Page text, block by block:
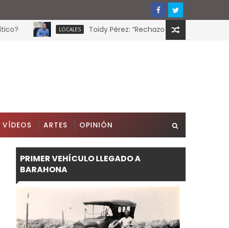
LOCALES Toidy Pérez: “Rechazo cualquier intento de
VÍDEOS ARTES OPINIÓN
PRIMER VEHÍCULO LLEGADO A
BARAHONA